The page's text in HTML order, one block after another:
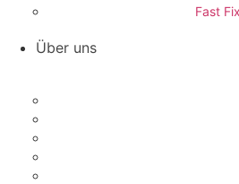
Fast
Über uns